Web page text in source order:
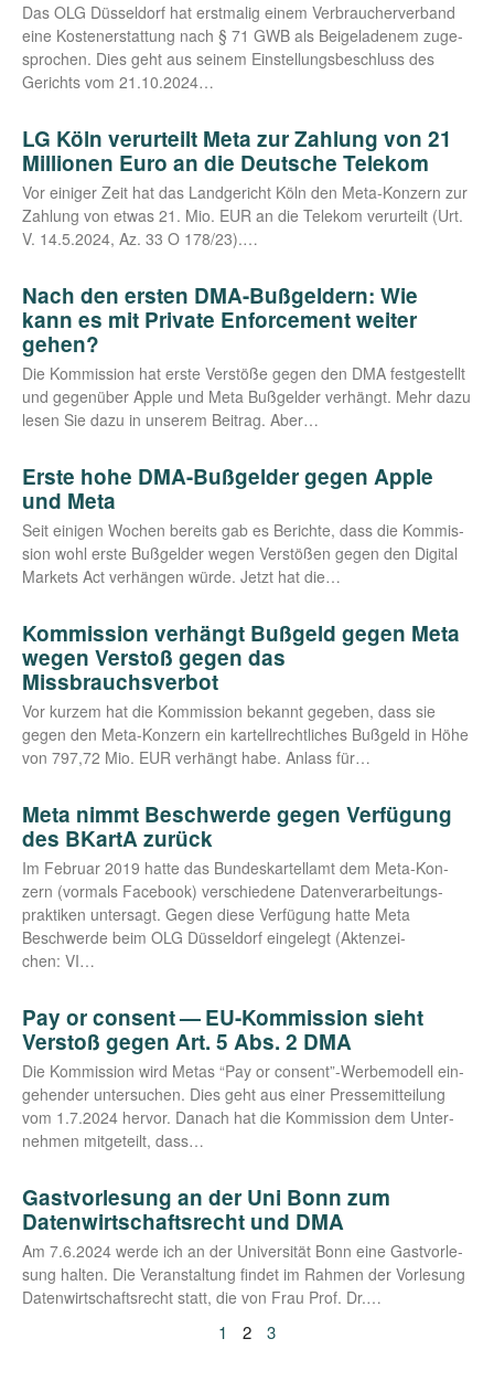
Das OLG Düs­sel­dorf hat erst­ma­lig einem Ver­brau­cher­ver­band
eine Kos­ten­er­stat­tung nach § 71 GWB als Bei­gela­de­nem zuge­
spro­chen. Dies geht aus sei­nem Ein­stel­lungs­be­schluss des
Gerichts vom 21.10.2024…
LG Köln verurteilt Meta zur Zahlung von 21
Millionen Euro an die Deutsche Telekom
Vor eini­ger Zeit hat das Land­ge­richt Köln den Meta-Kon­­­zern zur
Zah­lung von etwas 21. Mio. EUR an die Tele­kom ver­ur­teilt (Urt.
V. 14.5.2024, Az. 33 O 178/23).…
Nach den ersten DMA-Bußgeldern: Wie
kann es mit Private Enforcement weiter
gehen?
Die Kom­mis­si­on hat ers­te Ver­stö­ße gegen den DMA fest­ge­stellt
und gegen­über Apple und Meta Buß­gel­der ver­hängt. Mehr dazu
lesen Sie dazu in unse­rem Bei­trag. Aber…
Erste hohe DMA-Bußgelder gegen Apple
und Meta
Seit eini­gen Wochen bereits gab es Berich­te, dass die Kom­mis­
si­on wohl ers­te Buß­gel­der wegen Ver­stö­ßen gegen den Digi­tal
Mar­kets Act ver­hän­gen wür­de. Jetzt hat die…
Kommission verhängt Bußgeld gegen Meta
wegen Verstoß gegen das
Missbrauchsverbot
Vor kur­zem hat die Kom­mis­si­on bekannt gege­ben, dass sie
gegen den Meta-Kon­­­zern ein kar­tell­recht­li­ches Buß­geld in Höhe
von 797,72 Mio. EUR ver­hängt habe. Anlass für…
Meta nimmt Beschwerde gegen Verfügung
des BKartA zurück
Im Febru­ar 2019 hat­te das Bun­des­kar­tell­amt dem Meta-Kon­­­
zern (vor­mals Face­book) ver­schie­de­ne Daten­ver­ar­bei­tungs­
prak­ti­ken unter­sagt. Gegen die­se Ver­fü­gung hat­te Meta
Beschwer­de beim OLG Düs­sel­dorf ein­ge­legt (Akten­zei­
chen: VI…
Pay or consent — EU-Kommission sieht
Verstoß gegen Art. 5 Abs. 2 DMA
Die Kom­mis­si­on wird Metas “Pay or consent”-Werbemodell ein­
ge­hen­der unter­su­chen. Dies geht aus einer Pres­se­mit­tei­lung
vom 1.7.2024 her­vor. Danach hat die Kom­mis­si­on dem Unter­
neh­men mit­ge­teilt, dass…
Gastvorlesung an der Uni Bonn zum
Datenwirtschaftsrecht und DMA
Am 7.6.2024 wer­de ich an der Uni­ver­si­tät Bonn eine Gast­vor­le­
sung hal­ten. Die Ver­an­stal­tung fin­det im Rah­men der Vor­le­sung
Daten­wirt­schafts­recht statt, die von Frau Prof. Dr.…
1 2 3